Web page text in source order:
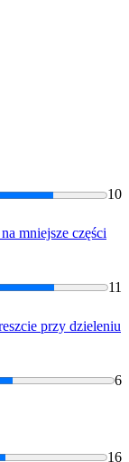
10
mniejsze części
11
przy dzieleniu
6
16